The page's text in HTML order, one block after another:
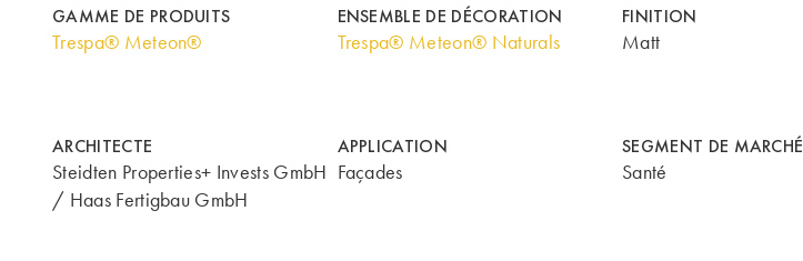
GAMME DE PRODUITS
Trespa® Meteon®
ENSEMBLE DE DÉCORATION
Trespa® Meteon® Naturals
FINITION
Matt
ARCHITECTE
Steidten Properties+ Invests GmbH
/ Haas Fertigbau GmbH
APPLICATION
Façades
SEGMENT DE MARCHÉ
Santé